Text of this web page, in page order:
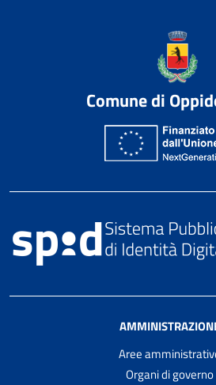
Comune di
Aree
Organi di governo